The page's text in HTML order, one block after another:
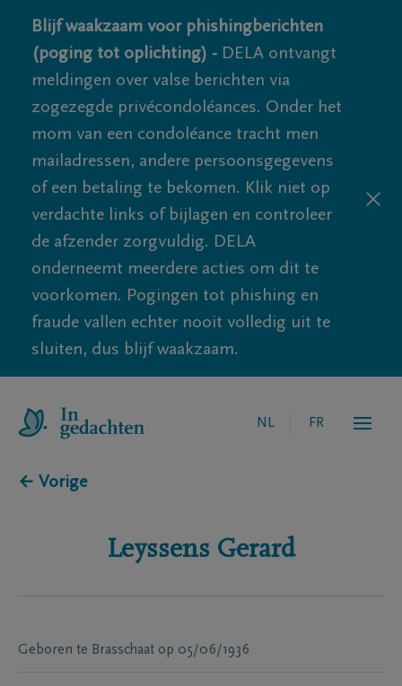
Blijf waakzaam voor phishingberichten
(poging tot oplichting) - DELA ontvangt
meldingen over valse berichten via
zogezegde privécondoléances. Onder het
mom van een condoléance tracht men
mailadressen, andere persoonsgegevens
of een betaling te bekomen. Klik niet op
verdachte links of bijlagen en controleer
de afzender zorgvuldig. DELA
onderneemt meerdere acties om dit te
voorkomen. Pogingen tot phishing en
fraude vallen echter nooit volledig uit te
sluiten, dus blijf waakzaam.
NL FR
← Vorige
Leyssens Gerard
Geboren te Brasschaat op 05/06/1936